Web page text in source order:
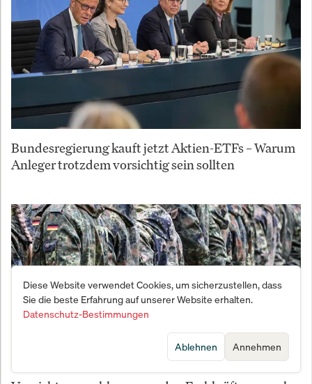
Bundesregierung kauft jetzt Aktien-ETFs – Warum
Anleger trotzdem vorsichtig sein sollten
Diese Website verwendet Cookies, um sicherzustellen, dass
Sie die beste Erfahrung auf unserer Website erhalten.
Datenschutz-Bestimmungen
Annehmen
Ablehnen